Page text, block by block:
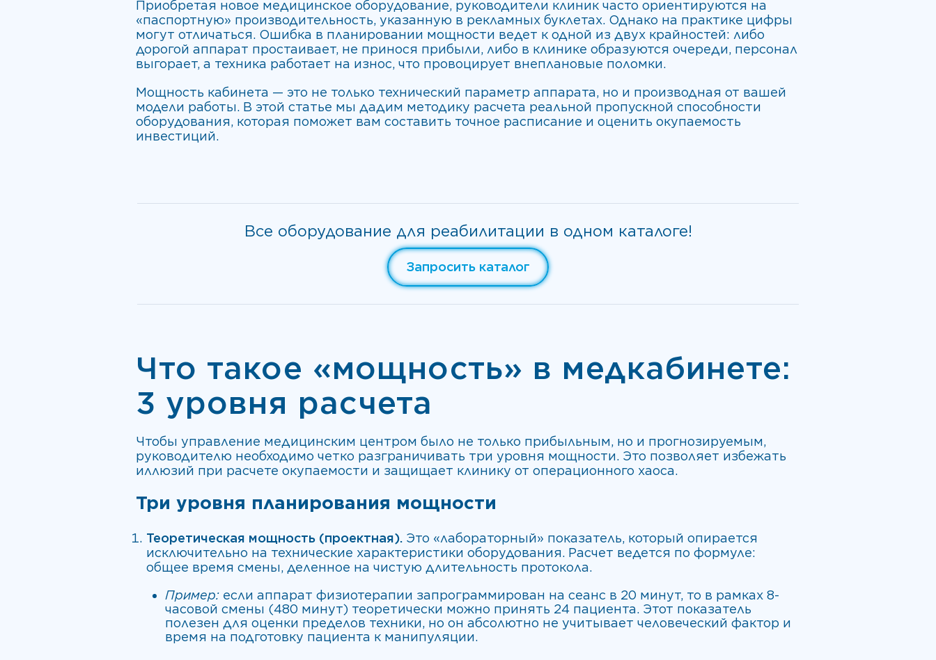
Приобретая новое медицинское оборудование, руководители клиник часто ориентируются на
«паспортную» производительность, указанную в рекламных буклетах. Однако на практике цифры
могут отличаться. Ошибка в планировании мощности ведет к одной из двух крайностей: либо
дорогой аппарат простаивает, не принося прибыли, либо в клинике образуются очереди, персонал
выгорает, а техника работает на износ, что провоцирует внеплановые поломки.
Мощность кабинета — это не только технический параметр аппарата, но и производная от вашей
модели работы. В этой статье мы дадим методику расчета реальной пропускной способности
оборудования, которая поможет вам составить точное расписание и оценить окупаемость
инвестиций.
Все оборудование для реабилитации в одном каталоге!
Запросить каталог
Что такое «мощность» в медкабинете:
3 уровня расчета
Чтобы управление медицинским центром было не только прибыльным, но и прогнозируемым,
руководителю необходимо четко разграничивать три уровня мощности. Это позволяет избежать
иллюзий при расчете окупаемости и защищает клинику от операционного хаоса.
Три уровня планирования мощности
Теоретическая мощность (проектная).Это «лабораторный» показатель, который опирается
исключительно на технические характеристики оборудования. Расчет ведется по формуле:
общее время смены, деленное на чистую длительность протокола.
Пример:если аппарат физиотерапии запрограммирован на сеанс в 20 минут, то в рамках 8-
часовой смены (480 минут) теоретически можно принять 24 пациента. Этот показатель
полезен для оценки пределов техники, но он абсолютно не учитывает человеческий фактор и
время на подготовку пациента к манипуляции.